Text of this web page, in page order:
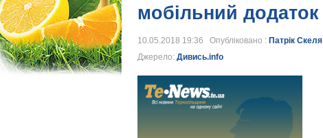
мобільний додаток
10.05.2018 19:36 Опубліковано : Патрік Скеля
Джерело: Дивись.info